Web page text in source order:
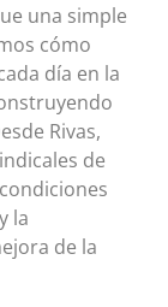
una simple
cómo
día en la
Rivas,
de
la
de la